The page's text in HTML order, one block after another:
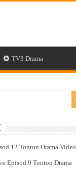
TV3 Drama
12 Tonton Drama Video
Episod 9 Tonton Drama